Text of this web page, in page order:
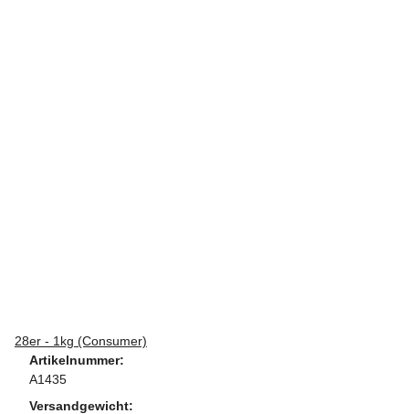
28er - 1kg (Consumer)
Artikelnummer:
A1435
Versandgewicht: